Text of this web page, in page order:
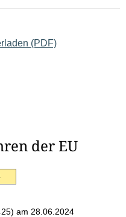
(PDF)
der EU
am 28.06.2024